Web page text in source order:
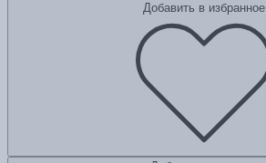
Добавить в избранное